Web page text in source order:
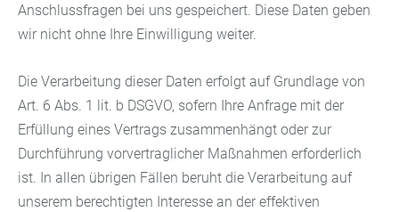
Anschlussfragen bei uns gespeichert. Diese Daten geben
wir nicht ohne Ihre Einwilligung weiter.
Die Verarbeitung dieser Daten erfolgt auf Grundlage von
Art. 6 Abs. 1 lit. b DSGVO, sofern Ihre Anfrage mit der
Erfüllung eines Vertrags zusammenhängt oder zur
Durchführung vorvertraglicher Maßnahmen erforderlich
ist. In allen übrigen Fällen beruht die Verarbeitung auf
unserem berechtigten Interesse an der effektiven